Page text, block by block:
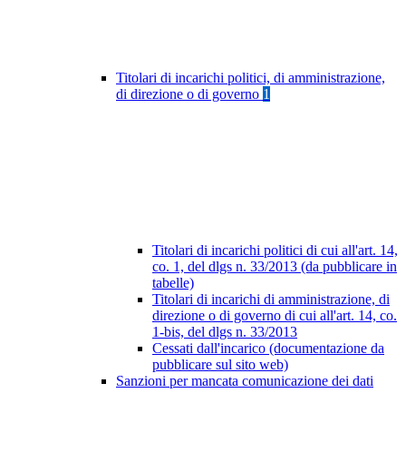
Titolari di incarichi politici, di amministrazione,
di direzione o di governo 1
Titolari di incarichi politici di cui all'art. 14,
co. 1, del dlgs n. 33/2013 (da pubblicare in
tabelle)
Titolari di incarichi di amministrazione, di
direzione o di governo di cui all'art. 14, co.
1-bis, del dlgs n. 33/2013
Cessati dall'incarico (documentazione da
pubblicare sul sito web)
Sanzioni per mancata comunicazione dei dati